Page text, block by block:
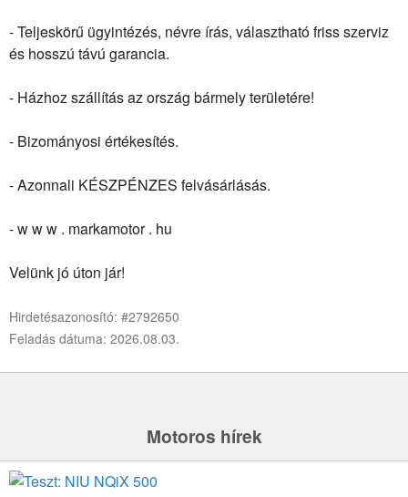
- Teljeskörű ügyintézés, névre írás, választható friss szerviz
és hosszú távú garancia.
- Házhoz szállítás az ország bármely területére!
- Bizományosi értékesítés.
- Azonnali KÉSZPÉNZES felvásárlásás.
- w w w . markamotor . hu
Velünk jó úton jár!
Hirdetésazonosító: #2792650
Feladás dátuma: 2026.08.03.
Motoros hírek